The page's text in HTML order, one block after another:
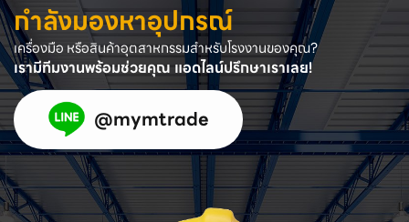
กำลังมองหาอุปกรณ์
เครื่องมือ หรือสินค้าอุตสาหกรรมสำหรับโรงงานของคุณ?
เรามีทีมงานพร้อมช่วยคุณ แอดไลน์ปรึกษาเราเลย!
@mymtrade